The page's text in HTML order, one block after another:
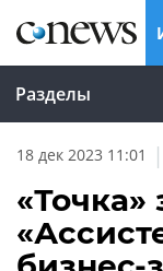
Разделы
18 дек 2023 11:01 |
«Точка»